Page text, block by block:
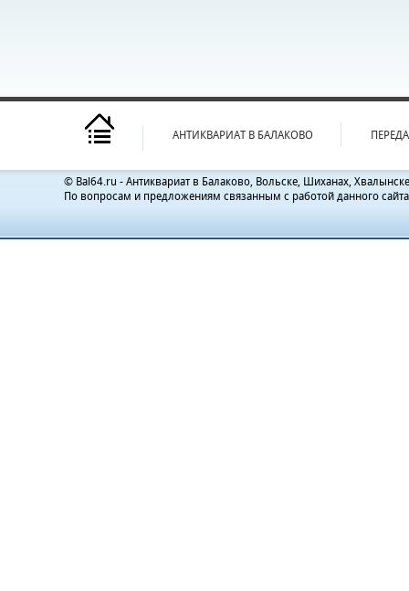
АНТИКВАРИАТ В БАЛАКОВО
© Bal64.ru - Антиквариат в Балаково, Вольске, Шиханах,
По вопросам и предложениям связанным с работой данного